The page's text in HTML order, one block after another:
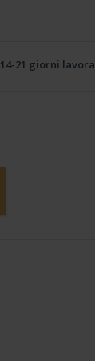
14-21 giorni